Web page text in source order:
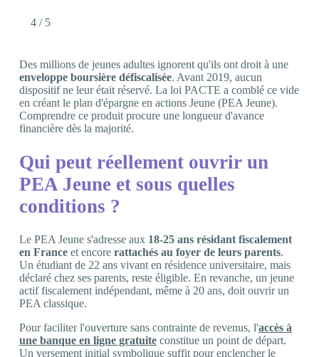
4 / 5
Des millions de jeunes adultes ignorent qu'ils ont droit à une
enveloppe boursière défiscalisée. Avant 2019, aucun
dispositif ne leur était réservé. La loi PACTE a comblé ce vide
en créant le plan d'épargne en actions Jeune (PEA Jeune).
Comprendre ce produit procure une longueur d'avance
financière dès la majorité.
Qui peut réellement ouvrir un
PEA Jeune et sous quelles
conditions ?
Le PEA Jeune s'adresse aux 18-25 ans résidant fiscalement
en France et encore rattachés au foyer de leurs parents.
Un étudiant de 22 ans vivant en résidence universitaire, mais
déclaré chez ses parents, reste éligible. En revanche, un jeune
actif fiscalement indépendant, même à 20 ans, doit ouvrir un
PEA classique.
Pour faciliter l'ouverture sans contrainte de revenus, l'accès à
une banque en ligne gratuite constitue un point de départ.
Un versement initial symbolique suffit pour enclencher le